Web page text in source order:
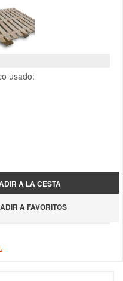
usado:
A LA CESTA
A FAVORITOS